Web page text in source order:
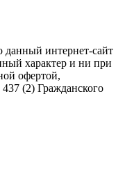
интернет-сайт
характер и ни при
офертой,
(2) Гражданского